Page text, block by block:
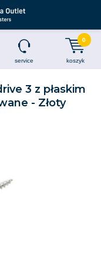
service koszyk
0
3 z płaskim
- Złoty